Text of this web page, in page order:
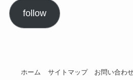
ル
ア
follow
ホーム サイトマップ お問い合わ